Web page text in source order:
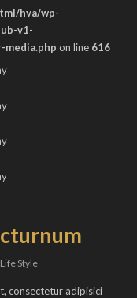
hva/wp-
v1-
on line 616
Life Style
consectetur adipisici